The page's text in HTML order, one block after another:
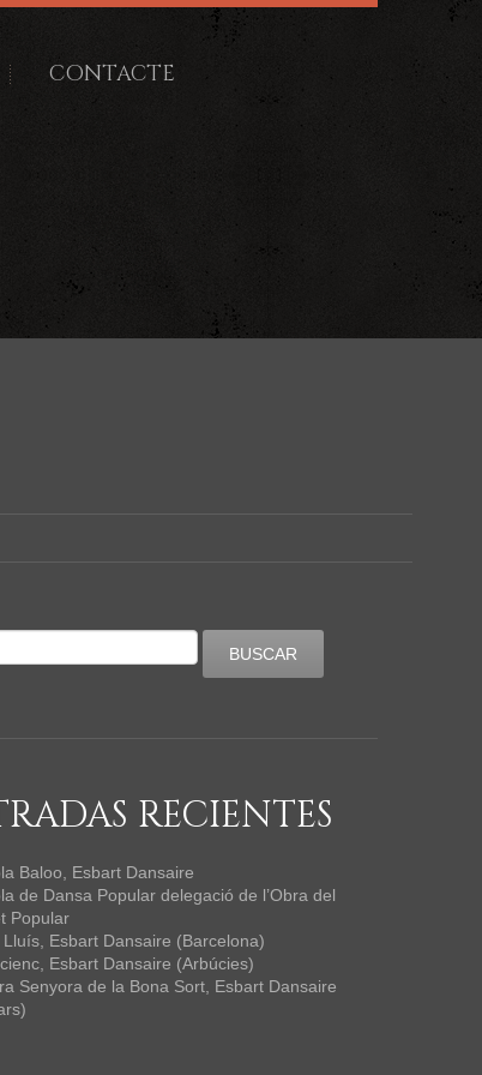
CONTACTE
RECIENTES
Baloo, Esbart Dansaire
de Dansa Popular delegació de l’Obra del
Popular
Lluís, Esbart Dansaire (Barcelona)
Esbart Dansaire (Arbúcies)
Senyora de la Bona Sort, Esbart Dansaire